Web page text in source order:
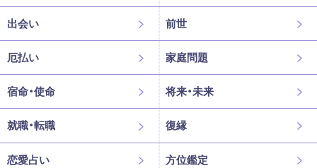
出会い 前世
厄払い 家庭問題
宿命・使命 将来・未来
就職・転職 復縁
恋愛占い 方位鑑定